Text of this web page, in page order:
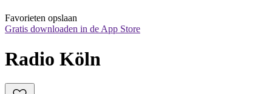
Favorieten opslaan
Gratis downloaden in de App Store
Radio Köln